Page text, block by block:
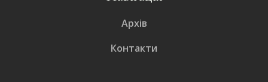
Архів
Контакти